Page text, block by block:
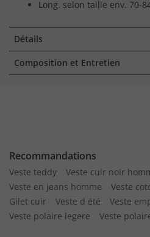
Long. selon taille env. 70-
Détails
Composition et Entretien
Recommandations
Veste teddy
Veste cuir noir
Veste en jeans homme
Veste
Gilet cuir
Veste d été
Veste
Veste polaire legere
Veste